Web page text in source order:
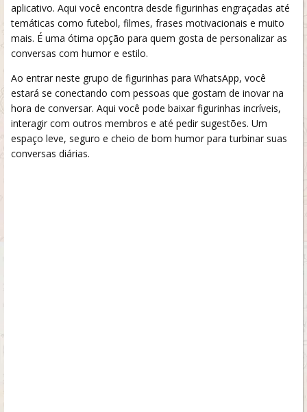
aplicativo. Aqui você encontra desde figurinhas engraçadas até
temáticas como futebol, filmes, frases motivacionais e muito
mais. É uma ótima opção para quem gosta de personalizar as
conversas com humor e estilo.
Ao entrar neste grupo de figurinhas para WhatsApp, você
estará se conectando com pessoas que gostam de inovar na
hora de conversar. Aqui você pode baixar figurinhas incríveis,
interagir com outros membros e até pedir sugestões. Um
espaço leve, seguro e cheio de bom humor para turbinar suas
conversas diárias.